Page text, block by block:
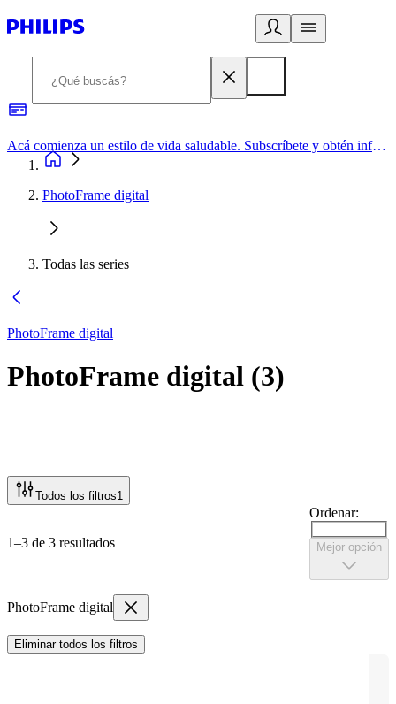
Acá comienza un estilo de vida saludable. Subscríbete y obtén información de primera mano
PhotoFrame digital
Todas las series
PhotoFrame digital
PhotoFrame digital (3)
Todos los filtros1
1–3 de 3 resultados
Ordenar:
Mejor opción
PhotoFrame digital
Eliminar todos los filtros